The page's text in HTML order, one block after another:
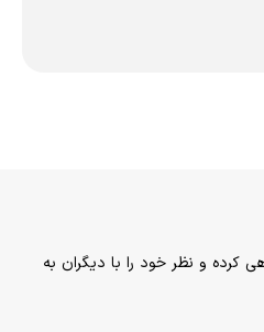
کرده و نظر خود را با دیگران به